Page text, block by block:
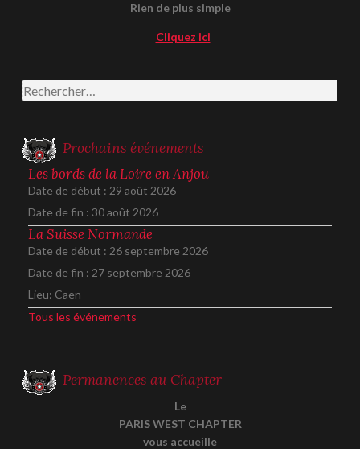
Rien de plus simple
Cliquez ici
Rechercher :
Prochains événements
Les bords de la Loire en Anjou
Date de début : 29 août 2026
Date de fin : 30 août 2026
La Suisse Normande
Date de début : 26 septembre 2026
Date de fin : 27 septembre 2026
Lieu: Caen
Tous les événements
Permanences au Chapter
Le
PARIS WEST CHAPTER
vous accueille